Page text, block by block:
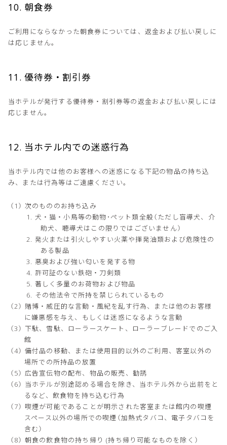
10. 朝食券
ご利用にならなかった朝食券については、返金および払い戻しに
は応じません。
11. 優待券・割引券
当ホテルが発行する優待券・割引券等の返金および払い戻しには
応じません。
12. 当ホテル内での迷惑行為
当ホテル内では他のお客様への迷惑になる下記の物品の持ち込
み、または行為等はご遠慮ください。
次のもののお持ち込み
犬・猫・小鳥等の動物･ペット類全般（ただし盲導犬、介
助犬、聴導犬はこの限りではございません）
発火または引火しやすい火薬や揮発油類および危険性の
ある製品
悪臭および強い匂いを発する物
許可証のない鉄砲・刀剣類
著しく多量のお荷物および物品
その他法令で所持を禁じられているもの
賭博・威圧的な言動・風紀を乱す行為、または他のお客様
に嫌悪感を与え、もしくは迷惑になるような言動
下駄、雪駄、ローラースケート、ローラーブレードでのご入
館
備付品の移動、または使用目的以外のご利用、客室以外の
場所での所持品の放置
広告宣伝物の配布、物品の販売、勧誘
当ホテルが別途認める場合を除き、当ホテル外から出前をと
るなど、飲食物を持ち込む行為
喫煙が可能であることが明示された客室または館内の喫煙
スペース以外の場所での喫煙（加熱式タバコ、電子タバコを
含む）
朝食の飲食物の持ち帰り (持ち帰り可能なものを除く）